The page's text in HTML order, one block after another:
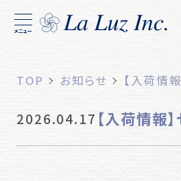
メニュー
TOP お知らせ 【入荷情
2026.04.17 【入荷情報